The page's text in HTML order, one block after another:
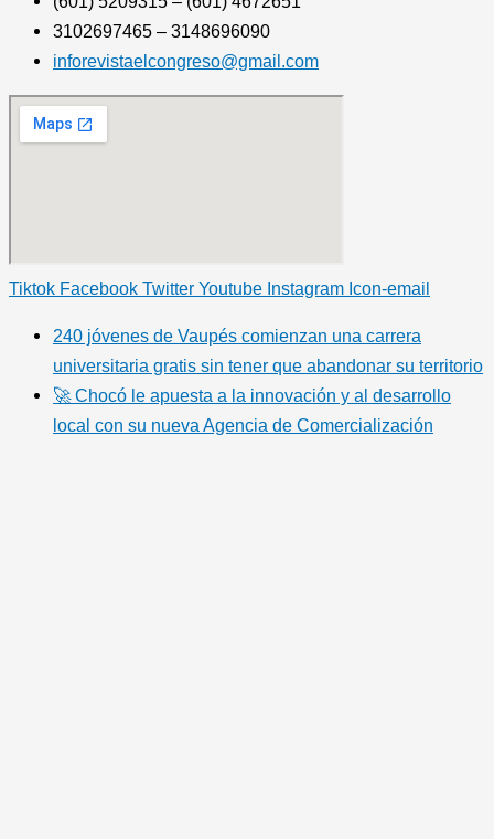
3102697465 – 3148696090
inforevistaelcongreso@gmail.com
Tiktok Facebook Twitter Youtube Instagram Icon-email
240 jóvenes de Vaupés comienzan una carrera
universitaria gratis sin tener que abandonar su territorio
🚀 Chocó le apuesta a la innovación y al desarrollo
local con su nueva Agencia de Comercialización